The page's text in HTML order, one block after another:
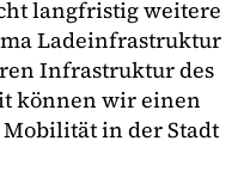
langfristig weitere
Ladeinfrastruktur
Infrastruktur des
können wir einen
in der Stadt